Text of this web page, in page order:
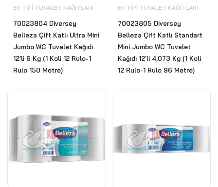
EV TIPI TUVALET KAĞITLARI
70023804 Diversey
Belleza Çift Katlı Ultra Mini
Jumbo WC Tuvalet Kağıdı
12'li 6 Kg (1 Koli 12 Rulo-1
Rulo 150 Metre)
EV TIPI TUVALET KAĞITLARI
70023805 Diversey
Belleza Çift Katlı Standart
Mini Jumbo WC Tuvalet
Kağıdı 12'li 4,073 Kg (1 Koli
12 Rulo-1 Rulo 96 Metre)